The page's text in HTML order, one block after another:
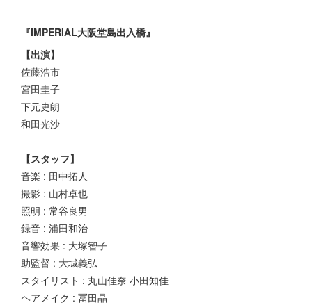
『IMPERIAL大阪堂島出入橋』
【出演】
佐藤浩市
宮田圭子
下元史朗
和田光沙
【スタッフ】
音楽 : 田中拓人
撮影 : 山村卓也
照明 : 常谷良男
録音 : 浦田和治
音響効果 : 大塚智子
助監督 : 大城義弘
スタイリスト : 丸山佳奈 小田知佳
ヘアメイク : 冨田晶